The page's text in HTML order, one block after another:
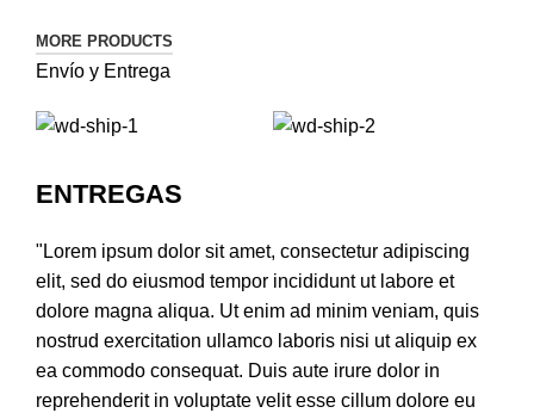
MORE PRODUCTS
Envío y Entrega
ENTREGAS
"Lorem ipsum dolor sit amet, consectetur adipiscing
elit, sed do eiusmod tempor incididunt ut labore et
dolore magna aliqua. Ut enim ad minim veniam, quis
nostrud exercitation ullamco laboris nisi ut aliquip ex
ea commodo consequat. Duis aute irure dolor in
reprehenderit in voluptate velit esse cillum dolore eu